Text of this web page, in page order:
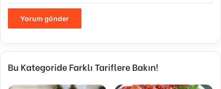
Bu Kategoride Farklı Tariflere Bakın!